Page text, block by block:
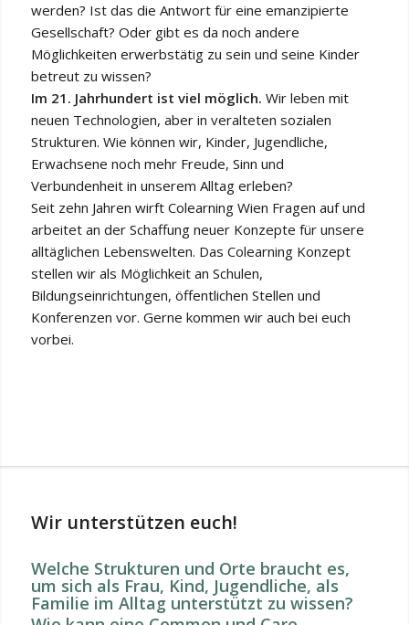
werden? Ist das die Antwort für eine emanzipierte
Gesellschaft? Oder gibt es da noch andere
Möglichkeiten erwerbstätig zu sein und seine Kinder
betreut zu wissen?
Im 21. Jahrhundert ist viel möglich. Wir leben mit
neuen Technologien, aber in veralteten sozialen
Strukturen. Wie können wir, Kinder, Jugendliche,
Erwachsene noch mehr Freude, Sinn und
Verbundenheit in unserem Alltag erleben?
Seit zehn Jahren wirft Colearning Wien Fragen auf und
arbeitet an der Schaffung neuer Konzepte für unsere
alltäglichen Lebenswelten. Das Colearning Konzept
stellen wir als Möglichkeit an Schulen,
Bildungseinrichtungen, öffentlichen Stellen und
Konferenzen vor. Gerne kommen wir auch bei euch
vorbei.
Wir unterstützen euch!
Welche Strukturen und Orte braucht es,
um sich als Frau, Kind, Jugendliche, als
Familie im Alltag unterstützt zu wissen?